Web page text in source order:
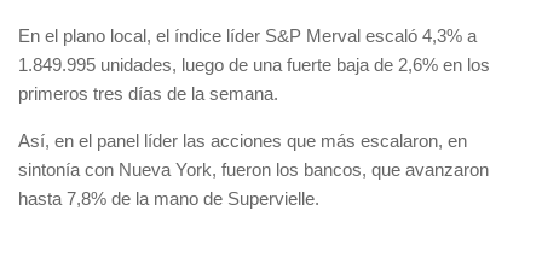
En el plano local, el índice líder S&P Merval escaló 4,3% a
1.849.995 unidades, luego de una fuerte baja de 2,6% en los
primeros tres días de la semana.
Así, en el panel líder las acciones que más escalaron, en
sintonía con Nueva York, fueron los bancos, que avanzaron
hasta 7,8% de la mano de Supervielle.